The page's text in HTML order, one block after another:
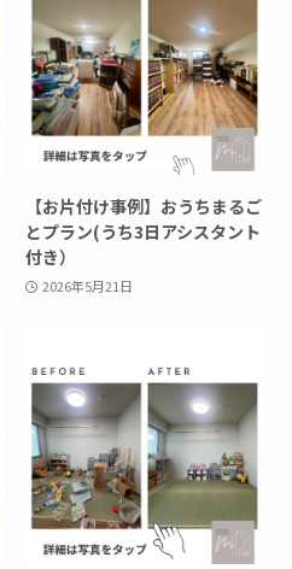
【お片付け事例】おうちまるご
とプラン(うち3日アシスタント
付き）
2026年5月21日